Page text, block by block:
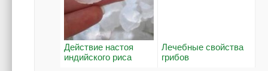
Действие настоя
индийского риса
Лечебные свойства
грибов